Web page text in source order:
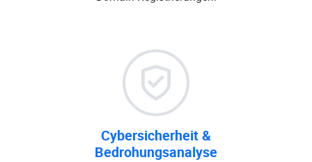
Cybersicherheit &
Bedrohungsanalyse